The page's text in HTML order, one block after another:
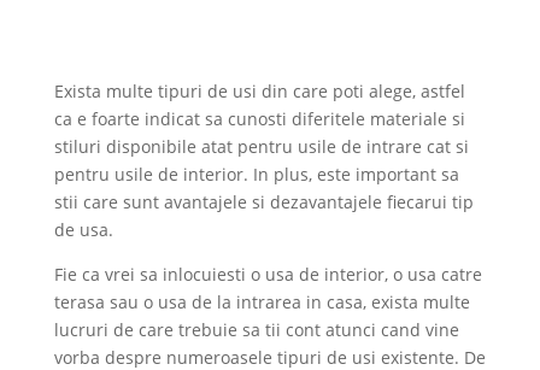
Exista multe tipuri de usi din care poti alege, astfel
ca e foarte indicat sa cunosti diferitele materiale si
stiluri disponibile atat pentru usile de intrare cat si
pentru usile de interior. In plus, este important sa
stii care sunt avantajele si dezavantajele fiecarui tip
de usa.
Fie ca vrei sa inlocuiesti o usa de interior, o usa catre
terasa sau o usa de la intrarea in casa, exista multe
lucruri de care trebuie sa tii cont atunci cand vine
vorba despre numeroasele tipuri de usi existente. De